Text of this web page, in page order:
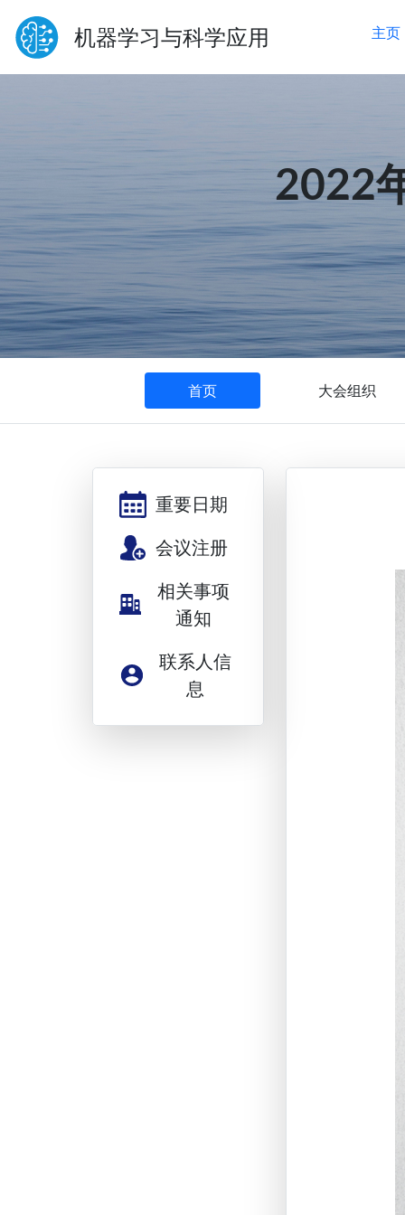
机器学习与科学应用 主页
2022
首页 大会组织
重要日期
会议注册
相关事项
通知
联系人信
息